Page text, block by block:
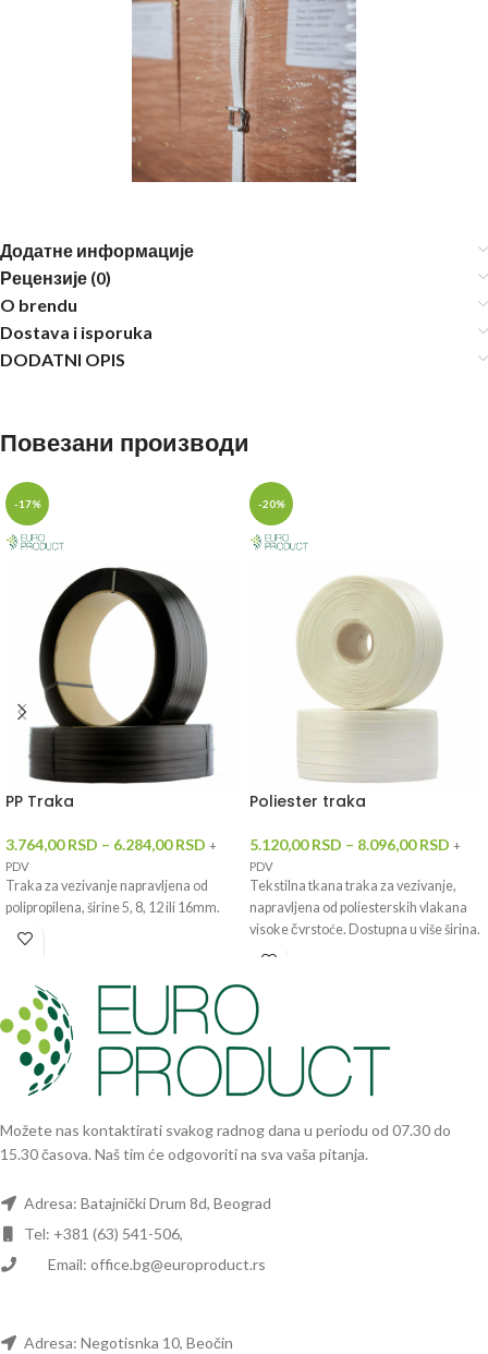
Додатне информације
Рецензије (0)
O brendu
Dostava i isporuka
DODATNI OPIS
Повезани производи
-17%
PP Traka
3.764,00RSD – 6.284,00RSD +
PDV
Traka za vezivanje napravljena od
polipropilena, širine 5, 8, 12 ili 16mm.
-20%
Poliester traka
5.120,00RSD – 8.096,00RSD +
PDV
Tekstilna tkana traka za vezivanje,
napravljena od poliesterskih vlakana
visoke čvrstoće. Dostupna u više širina.
Možete nas kontaktirati svakog radnog dana u periodu od 07.30 do
15.30 časova. Naš tim će odgovoriti na sva vaša pitanja.
Adresa: Batajnički Drum 8d, Beograd
Tel: +381 (63) 541-506,
Email: office.bg@europroduct.rs
Adresa: Negotisnka 10, Beočin